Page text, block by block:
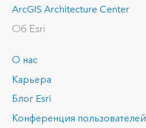
ArcGIS Architecture Center
Об Esri
О нас
Карьера
Блог Esri
Конференция пользователей